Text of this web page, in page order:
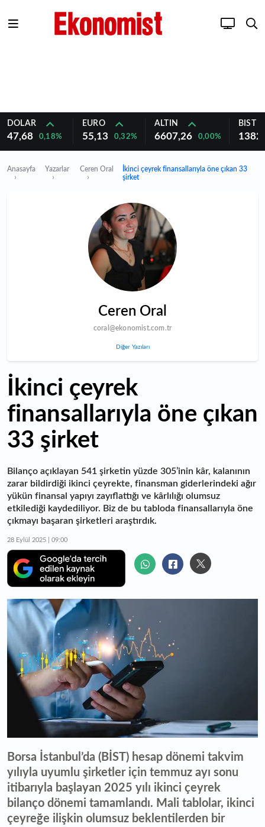
DOLAR
47,68 0,18%
EURO
55,13 0,32%
ALTIN
6607,26 0,00%
BIST
Anasayfa Yazarlar Ceren Oral
İkinci çeyrek finansallarıyla öne çıkan 33
şirket
Ceren Oral
coral@ekonomist.com.tr
Diğer Yazıları
İkinci çeyrek
finansallarıyla öne çıkan
33 şirket
Bilanço açıklayan 541 şirketin yüzde 305’inin kâr, kalanının
zarar bildirdiği ikinci çeyrekte, finansman giderlerindeki ağır
yükün finansal yapıyı zayıflattığı ve kârlılığı olumsuz
etkilediği kaydediliyor. Biz de bu tabloda finansallarıyla öne
çıkmayı başaran şirketleri araştırdık.
28 Eylül 2025 | 09:00
Borsa İstanbul’da (BİST) hesap dönemi takvim
yılıyla uyumlu şirketler için temmuz ayı sonu
itibarıyla başlayan 2025 yılı ikinci çeyrek
bilanço dönemi tamamlandı. Mali tablolar, ikinci
çeyreğe ilişkin olumsuz beklentilerden bir